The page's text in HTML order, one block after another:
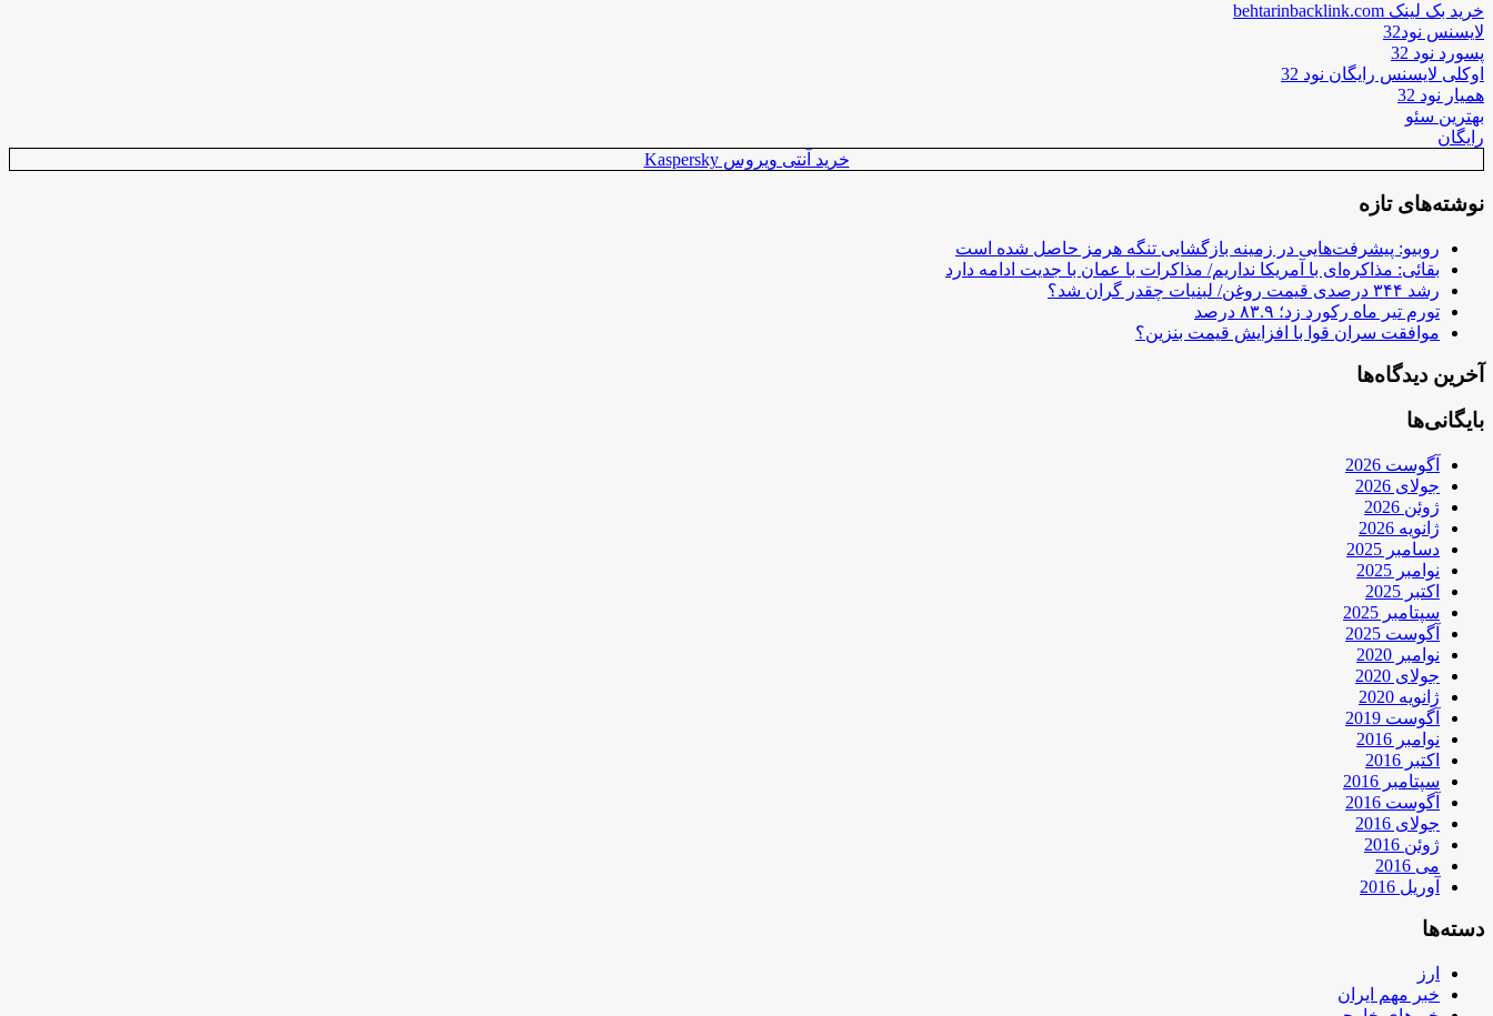
خرید بک لینک behtarinbacklink.com
لایسنس نود32
پسورد نود 32
اوکلی لایسنس رایگان نود 32
همیار نود 32
بهترین سئو
رایگان
خرید آنتی ویروس Kaspersky
نوشته‌های تازه
روبیو: پیشرفت‌هایی در زمینه بازگشایی تنگه هرمز حاصل شده است
بقائی: مذاکره‌ای با آمریکا نداریم/ مذاکرات با عمان با جدیت ادامه دارد
رشد ۳۴۴ درصدی قیمت روغن/ لبنیات چقدر گران شد؟
تورم تیر ماه رکورد زد؛ ۸۳.۹ درصد
موافقت سران قوا با افزایش قیمت بنزین؟
آخرین دیدگاه‌ها
بایگانی‌ها
آگوست 2026
جولای 2026
ژوئن 2026
ژانویه 2026
دسامبر 2025
نوامبر 2025
اکتبر 2025
سپتامبر 2025
آگوست 2025
نوامبر 2020
جولای 2020
ژانویه 2020
آگوست 2019
نوامبر 2016
اکتبر 2016
سپتامبر 2016
آگوست 2016
جولای 2016
ژوئن 2016
می 2016
آوریل 2016
دسته‌ها
ارز
خبر مهم ایران